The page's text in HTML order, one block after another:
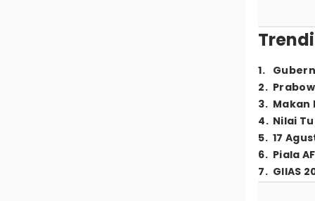
1.
2.
3. Makan
4. Nilai
5. 17
6. Piala
7. GIIAS